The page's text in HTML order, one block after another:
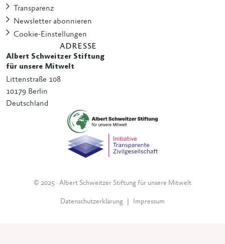
Transparenz
Newsletter abonnieren
Cookie-Einstellungen
ADRESSE
Albert Schweitzer Stiftung
für unsere Mitwelt
Littenstraße 108
10179 Berlin
Deutschland
© 2025 · Albert Schweitzer Stiftung für unsere Mitwelt
Datenschutzerklärung Impressum